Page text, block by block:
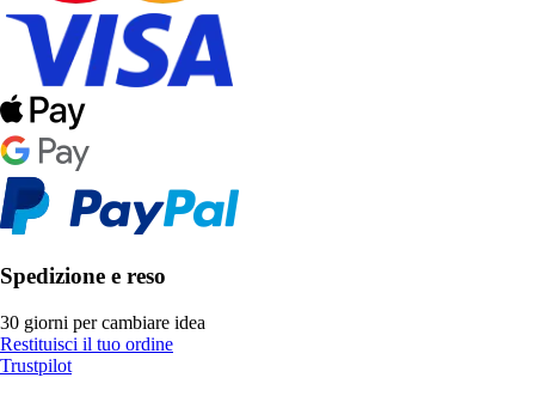
Spedizione e reso
30 giorni per cambiare idea
Restituisci il tuo ordine
Trustpilot